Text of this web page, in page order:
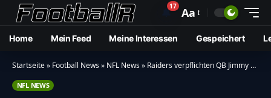
🔔17 Aa
Home Mein Feed Meine Interessen Gespeichert
Startseite» Football News» NFL News» Raiders verpflichten QB Jimmy Garoppolo – Vertrag über 3 Jahre
NFL NEWS